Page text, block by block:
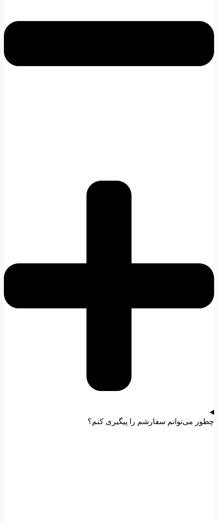
چطور می‌توانم سفارشم را پیگیری کنم؟